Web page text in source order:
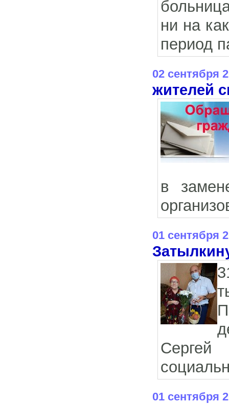
ни на
период
02 сентября
жителей
в
01 сентября
Сергей
01 сентября